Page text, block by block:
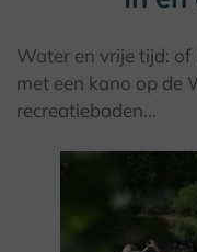
Water en vrije tijd: of
met een kano op de
recreatiebaden...